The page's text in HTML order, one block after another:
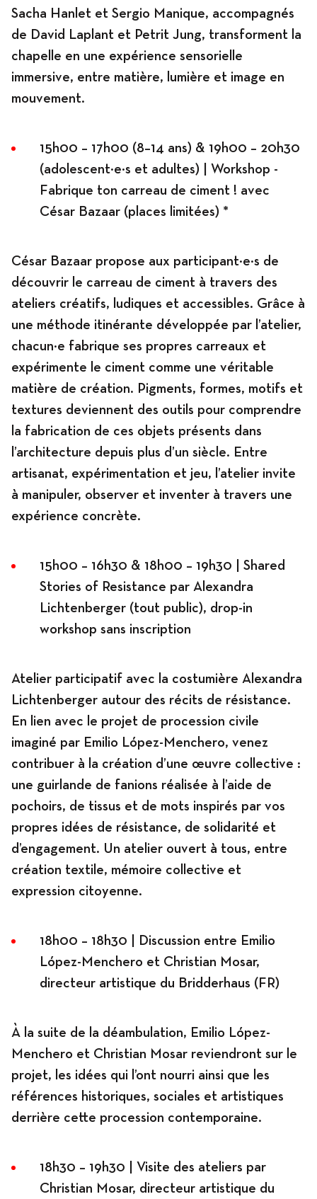
Sacha Hanlet et Sergio Manique, accompagnés
de David Laplant et Petrit Jung, transforment la
chapelle en une expérience sensorielle
immersive, entre matière, lumière et image en
mouvement.
15h00 – 17h00 (8–14 ans) & 19h00 – 20h30
(adolescent·e·s et adultes) | Workshop -
Fabrique ton carreau de ciment ! avec
César Bazaar (places limitées) *
César Bazaar propose aux participant·e·s de
découvrir le carreau de ciment à travers des
ateliers créatifs, ludiques et accessibles. Grâce à
une méthode itinérante développée par l’atelier,
chacun·e fabrique ses propres carreaux et
expérimente le ciment comme une véritable
matière de création. Pigments, formes, motifs et
textures deviennent des outils pour comprendre
la fabrication de ces objets présents dans
l’architecture depuis plus d’un siècle. Entre
artisanat, expérimentation et jeu, l’atelier invite
à manipuler, observer et inventer à travers une
expérience concrète.
15h00 – 16h30 & 18h00 – 19h30 | Shared
Stories of Resistance par Alexandra
Lichtenberger (tout public), drop-in
workshop sans inscription
Atelier participatif avec la costumière Alexandra
Lichtenberger autour des récits de résistance.
En lien avec le projet de procession civile
imaginé par Emilio López-Menchero, venez
contribuer à la création d’une œuvre collective :
une guirlande de fanions réalisée à l’aide de
pochoirs, de tissus et de mots inspirés par vos
propres idées de résistance, de solidarité et
d’engagement. Un atelier ouvert à tous, entre
création textile, mémoire collective et
expression citoyenne.
18h00 – 18h30 | Discussion entre Emilio
López-Menchero et Christian Mosar,
directeur artistique du Bridderhaus (FR)
À la suite de la déambulation, Emilio López-
Menchero et Christian Mosar reviendront sur le
projet, les idées qui l’ont nourri ainsi que les
références historiques, sociales et artistiques
derrière cette procession contemporaine.
18h30 – 19h30 | Visite des ateliers par
Christian Mosar, directeur artistique du